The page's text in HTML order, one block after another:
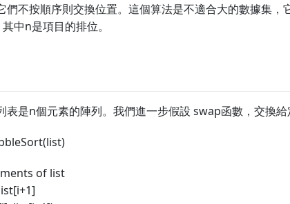
們不按順序則交換位置。這個算法是不適合大的數據集，
中n是項目的排位。
表是n個元素的陣列。我們進一步假設 swap函數，交換給
of list